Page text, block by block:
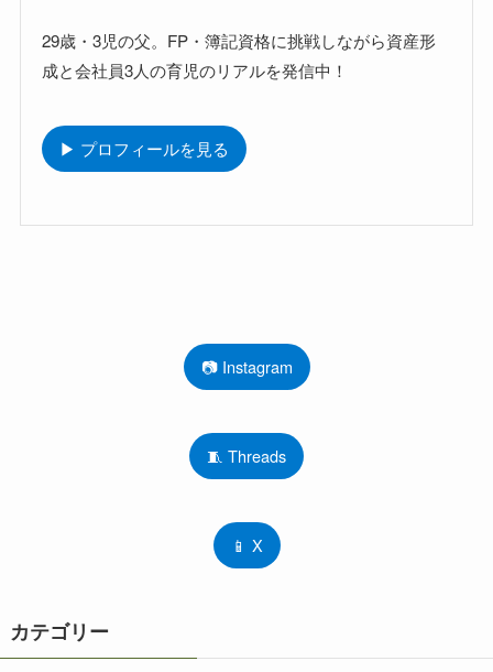
29歳・3児の父。FP・簿記資格に挑戦しながら資産形
成と会社員3人の育児のリアルを発信中！
▶ プロフィールを見る
📷 Instagram
🧵 Threads
📱 X
カテゴリー